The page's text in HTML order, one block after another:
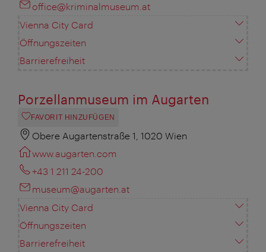
office@kriminalmuseum.at
Vienna City Card
Öffnungszeiten
Barrierefreiheit
Porzellanmuseum im Augarten
FAVORIT HINZUFÜGEN
Obere Augartenstraße 1, 1020 Wien
www.augarten.com
+43 1 211 24-200
museum@augarten.at
Vienna City Card
Öffnungszeiten
Barrierefreiheit